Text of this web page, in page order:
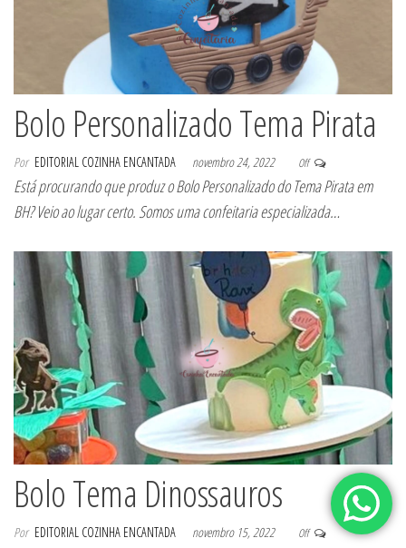
Bolo Personalizado Tema Pirata
Por EDITORIAL COZINHA ENCANTADA novembro 24, 2022 Off
Está procurando que produz o Bolo Personalizado do Tema Pirata em
BH? Veio ao lugar certo. Somos uma confeitaria especializada…
Bolo Tema Dinossauros
Por EDITORIAL COZINHA ENCANTADA novembro 15, 2022 Off